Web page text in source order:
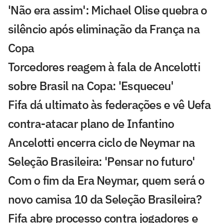
'Não era assim': Michael Olise quebra o
silêncio após eliminação da França na
Copa
Torcedores reagem à fala de Ancelotti
sobre Brasil na Copa: 'Esqueceu'
Fifa dá ultimato às federações e vê Uefa
contra-atacar plano de Infantino
Ancelotti encerra ciclo de Neymar na
Seleção Brasileira: 'Pensar no futuro'
Com o fim da Era Neymar, quem será o
novo camisa 10 da Seleção Brasileira?
Fifa abre processo contra jogadores e